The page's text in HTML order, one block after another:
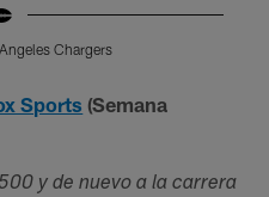
Chargers
Sports (Semana
y de nuevo a la carrera